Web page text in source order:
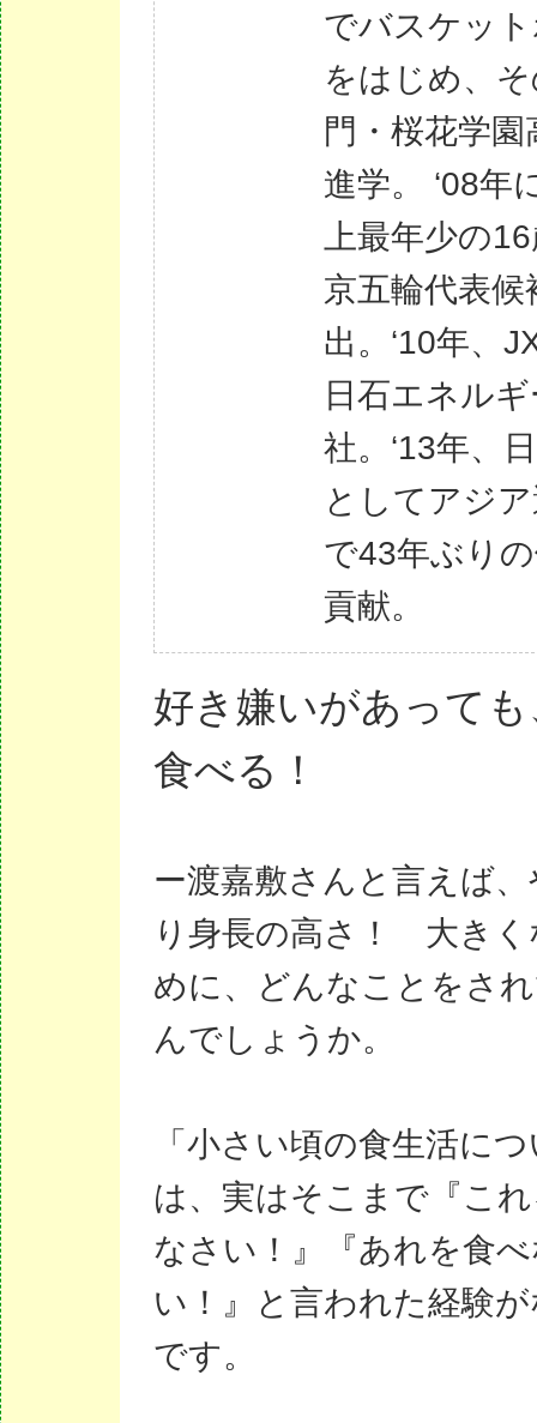
でバスケッ
をはじめ、
門・桜花学園
進学。 ‘08年
上最年少の
京五輪代表候
出。‘10年、
日石エネル
社。‘13年、
としてアジ
で43年ぶり
貢献。
好き嫌いがあって
食べる！
ー渡嘉敷さんと言えば
り身長の高さ！ 大きく
めに、どんなことをさ
んでしょうか。
「小さい頃の食生活に
は、実はそこまで『こ
なさい！』『あれを食
い！』と言われた経験
です。